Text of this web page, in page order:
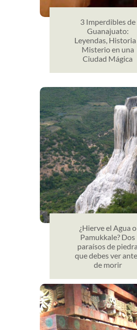
3 Imperdibles de
Guanajuato:
Leyendas,
Misterio en una
Ciudad Mágica
¿Hierve el Agua o
Pamukkale? Dos
paraísos de piedra
que debes ver
de morir